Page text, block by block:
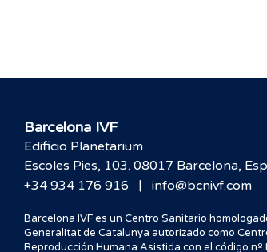
Barcelona IVF
Edificio Planetarium
Escoles Pies, 103. 08017 Barcelona,
+34 934 176 916
| info@bcnivf.com
Barcelona IVF es un Centro Sanitario
Generalitat de Catalunya autorizado como
Reproducción Humana Asistida con el código nº